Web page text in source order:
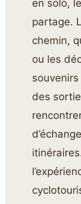
en solo,
partage.
chemin,
ou les
des